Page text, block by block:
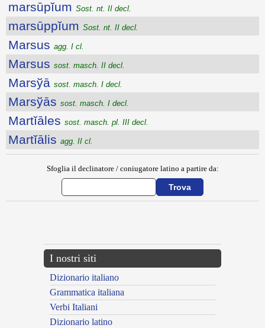
marsūpĭum Sost. nt. II decl.
marsūppĭum Sost. nt. II decl.
Marsus agg. I cl.
Marsus sost. masch. II decl.
Marsўā sost. masch. I decl.
Marsўās sost. masch. I decl.
Martĭāles sost. masch. pl. III decl.
Martĭālis agg. II cl.
Sfoglia il declinatore / coniugatore latino a partire da:
I nostri siti
Dizionario italiano
Grammatica italiana
Verbi Italiani
Dizionario latino